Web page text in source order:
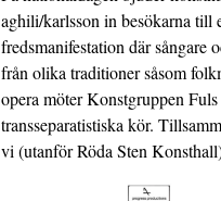
aghili/karlsson in besökarna till
fredsmanifestation där sångare
från olika traditioner såsom
opera möter Konstgruppen
transseparatistiska kör.
vi (utanför Röda Sten